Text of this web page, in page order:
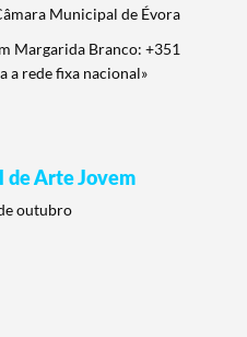
Municipal de Évora
Margarida Branco: +351
a rede fixa nacional»
de Arte Jovem
outubro